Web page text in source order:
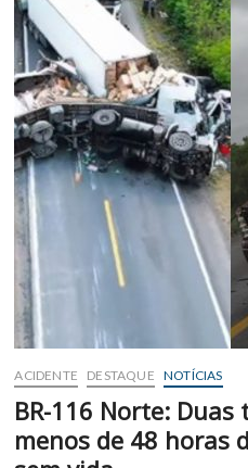
ACIDENTE DESTAQUE NOTÍCIAS
BR-116 Norte: Duas
menos de 48 horas